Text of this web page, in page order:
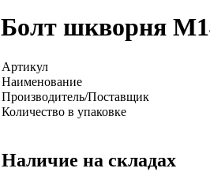
Болт шкворня
Артикул
Наименование
Производитель/Поставщик
Количество в упаковке
Наличие на складах